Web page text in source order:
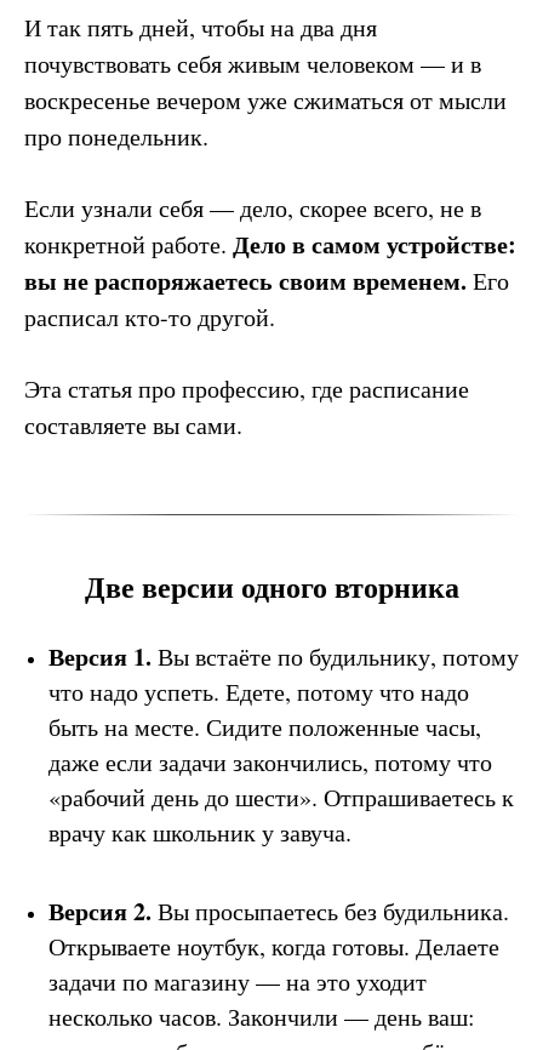
И так пять дней, чтобы на два дня
почувствовать себя живым человеком — и в
воскресенье вечером уже сжиматься от мысли
про понедельник.
Если узнали себя — дело, скорее всего, не в
конкретной работе. Дело в самом устройстве:
вы не распоряжаетесь своим временем. Его
расписал кто-то другой.
Эта статья про профессию, где расписание
составляете вы сами.
Две версии одного вторника
Версия 1. Вы встаёте по будильнику, потому
что надо успеть. Едете, потому что надо
быть на месте. Сидите положенные часы,
даже если задачи закончились, потому что
«рабочий день до шести». Отпрашиваетесь к
врачу как школьник у завуча.
Версия 2. Вы просыпаетесь без будильника.
Открываете ноутбук, когда готовы. Делаете
задачи по магазину — на это уходит
несколько часов. Закончили — день ваш: